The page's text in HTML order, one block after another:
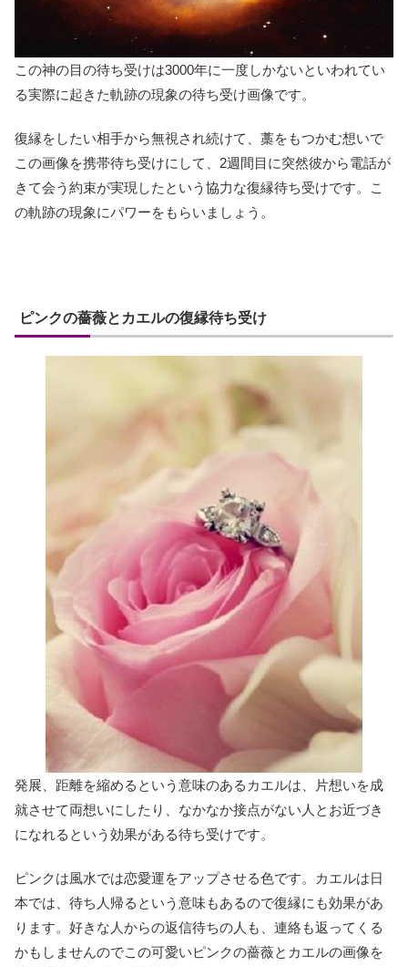
この神の目の待ち受けは3000年に一度しかないといわれてい
る実際に起きた軌跡の現象の待ち受け画像です。
復縁をしたい相手から無視され続けて、藁をもつかむ想いで
この画像を携帯待ち受けにして、2週間目に突然彼から電話が
きて会う約束が実現したという協力な復縁待ち受けです。こ
の軌跡の現象にパワーをもらいましょう。
ピンクの薔薇とカエルの復縁待ち受け
発展、距離を縮めるという意味のあるカエルは、片想いを成
就させて両想いにしたり、なかなか接点がない人とお近づき
になれるという効果がある待ち受けです。
ピンクは風水では恋愛運をアップさせる色です。カエルは日
本では、待ち人帰るという意味もあるので復縁にも効果があ
ります。好きな人からの返信待ちの人も、連絡も返ってくる
かもしませんのでこの可愛いピンクの薔薇とカエルの画像を